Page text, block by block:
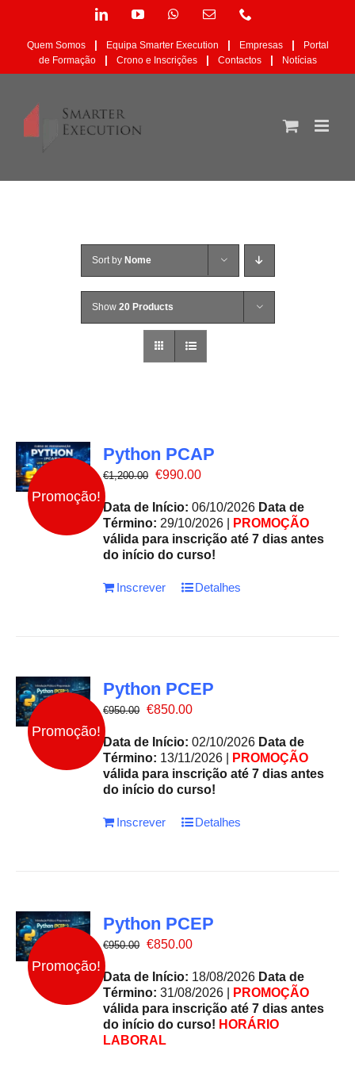
content
LinkedInYouTubeWhatsAppEmail
mas
não
publicado)
Quem Somos | Equipa Smarter Execution | Empresas |
Portal
de Formação
| Crono e Inscrições | Contactos | Notícias
Sort by Nome
Show 20 Products
Promoção!
Python PCAP
€1,200.00 O
original
era:
€1,200.00.
€990.00O
atual
é:
€990.00.
Data de Início: 06/10/2026 Data de
Término: 29/10/2026 |
PROMOÇÃO
válida para inscrição até 7 dias antes
do início do curso!
Inscrever Detalhes
Promoção!
Python PCEP
€950.00 O
original
era:
€950.00.
€850.00O
atual
é:
€850.00.
Data de Início: 02/10/2026 Data de
Término: 13/11/2026 |
PROMOÇÃO
válida para inscrição até 7 dias antes
do início do curso!
Inscrever Detalhes
Promoção!
Python PCEP
€950.00 O
original
era:
€950.00.
€850.00O
atual
é:
€850.00.
Data de Início: 18/08/2026 Data de
Término: 31/08/2026 |
PROMOÇÃO
válida para inscrição até 7 dias antes
do início do curso! HORÁRIO
LABORAL